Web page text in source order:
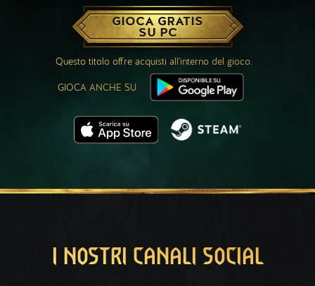
GIOCA GRATIS
SU PC
Questo titolo offre acquisti all'interno del gioco.
GIOCA ANCHE SU
I NOSTRI CANALI SOCIAL